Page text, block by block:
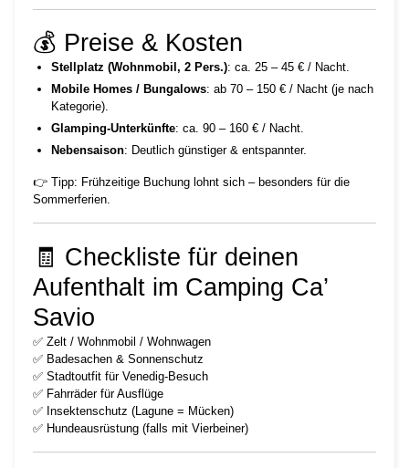
💰 Preise & Kosten
Stellplatz (Wohnmobil, 2 Pers.): ca. 25 – 45 € / Nacht.
Mobile Homes / Bungalows: ab 70 – 150 € / Nacht (je nach
Kategorie).
Glamping-Unterkünfte: ca. 90 – 160 € / Nacht.
Nebensaison: Deutlich günstiger & entspannter.
👉 Tipp: Frühzeitige Buchung lohnt sich – besonders für die
Sommerferien.
🧾 Checkliste für deinen
Aufenthalt im Camping Ca’
Savio
✅ Zelt / Wohnmobil / Wohnwagen
✅ Badesachen & Sonnenschutz
✅ Stadtoutfit für Venedig-Besuch
✅ Fahrräder für Ausflüge
✅ Insektenschutz (Lagune = Mücken)
✅ Hundeausrüstung (falls mit Vierbeiner)